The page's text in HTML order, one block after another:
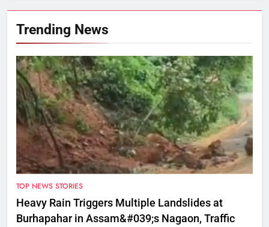
Trending News
TOP NEWS STORIES
Heavy Rain Triggers Multiple Landslides at
Burhapahar in Assam&#039;s Nagaon, Traffic